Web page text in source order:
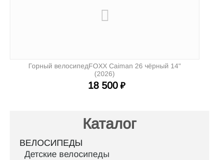
Горный велосипедFOXX Caiman 26 чёрный 14"
(2026)
18 500 ₽
Каталог
ВЕЛОСИПЕДЫ
Детские велосипеды